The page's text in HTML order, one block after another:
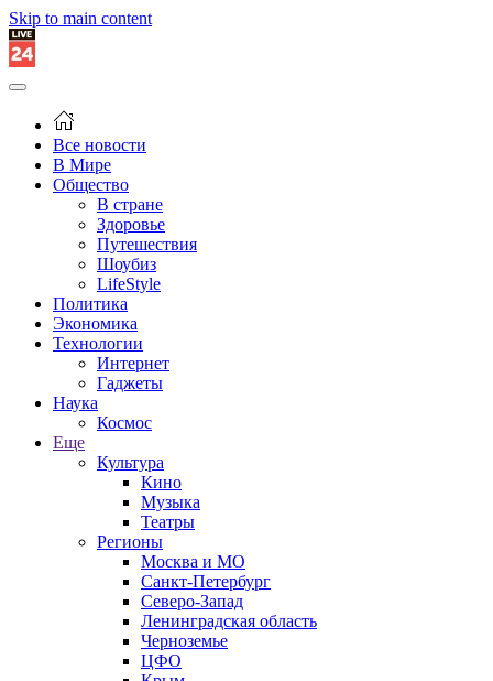
Skip to main content
Все новости
В Мире
Общество
В стране
Здоровье
Путешествия
Шоубиз
LifeStyle
Политика
Экономика
Технологии
Интернет
Гаджеты
Наука
Космос
Еще
Культура
Кино
Музыка
Театры
Регионы
Москва и МО
Санкт-Петербург
Северо-Запад
Ленинградская область
Черноземье
ЦФО